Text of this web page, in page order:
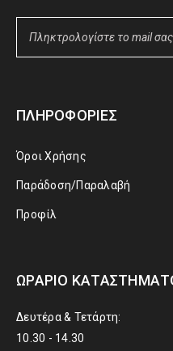
ΠΛΗΡΟΦΟΡΊΕΣ
Όροι Χρήσης
Παράδοση/Παραλαβή
Προφίλ
ΩΡΆΡΙΟ
Δευτέρα & Τετάρτη:
10.30 - 14.30